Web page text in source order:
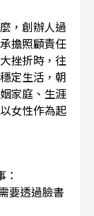
，創辦人過
擔照顧責任
挫折時，往
定生活，朝
家庭、生涯
女性作為起
要透過臉書